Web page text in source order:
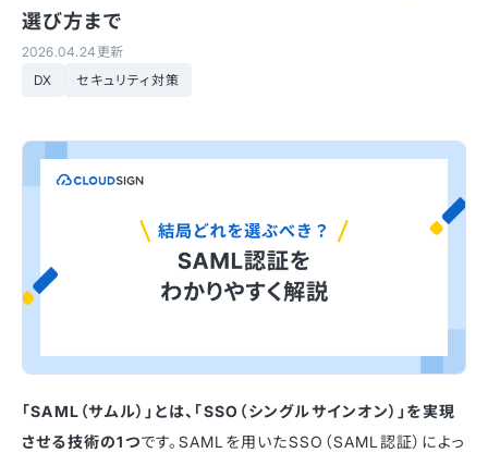
選び方まで
2026.04.24更新
DX
セキュリティ対策
「SAML（サムル）」とは、「SSO（シングルサインオン）」を実現
させる技術の1つです。SAMLを用いたSSO（SAML認証）によっ